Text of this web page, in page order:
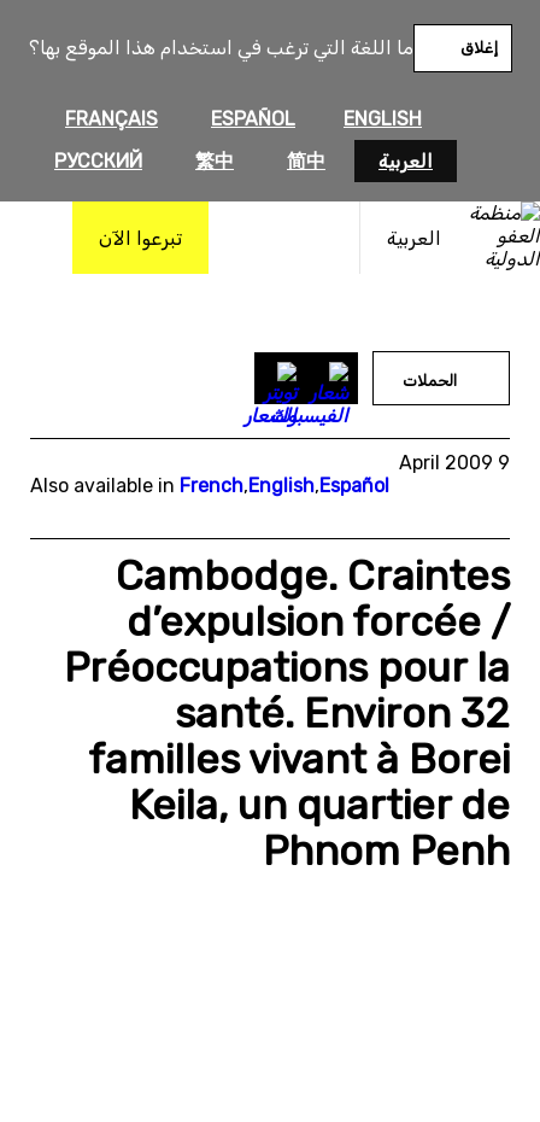
ما اللغة التي ترغب في استخدام هذا الموقع بها؟
ENGLISH
ESPAÑOL
FRANÇAIS
العربية
简中
繁中
РУССКИЙ
إغلاق
العربية تبرعوا الآن
المحتوى
الحملات
9 April 2009
Also available in French,English,Español
Cambodge. Craintes
d’expulsion forcée /
Préoccupations pour la
santé. Environ 32
familles vivant à Borei
Keila, un quartier de
Phnom Penh